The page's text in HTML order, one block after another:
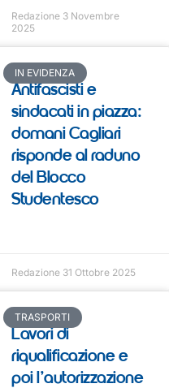
Redazione 3 Novembre
2025
IN EVIDENZA
Antifascisti e
sindacati in piazza:
domani Cagliari
risponde al raduno
del Blocco
Studentesco
Redazione 31 Ottobre 2025
TRASPORTI
Lavori di
riqualificazione e
poi l’autorizzazione